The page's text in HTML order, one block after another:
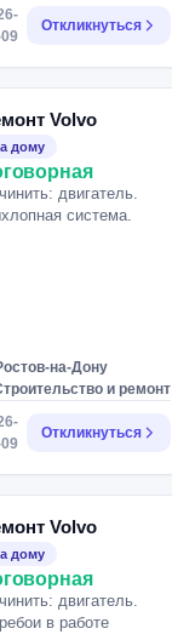
Откликнуться
Volvo
дому
двигатель.
система.
на-Дону
и ремонт
Откликнуться
Volvo
дому
двигатель.
в работе